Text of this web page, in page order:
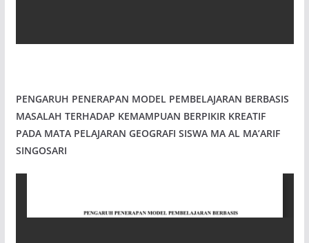
PENGARUH PENERAPAN MODEL PEMBELAJARAN BERBASIS
MASALAH TERHADAP KEMAMPUAN BERPIKIR KREATIF
PADA MATA PELAJARAN GEOGRAFI SISWA MA AL MA’ARIF
SINGOSARI